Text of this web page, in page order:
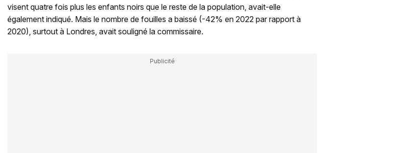
visent quatre fois plus les enfants noirs que le reste de la population, avait-elle
également indiqué. Mais le nombre de fouilles a baissé (-42% en 2022 par rapport à
2020), surtout à Londres, avait souligné la commissaire.